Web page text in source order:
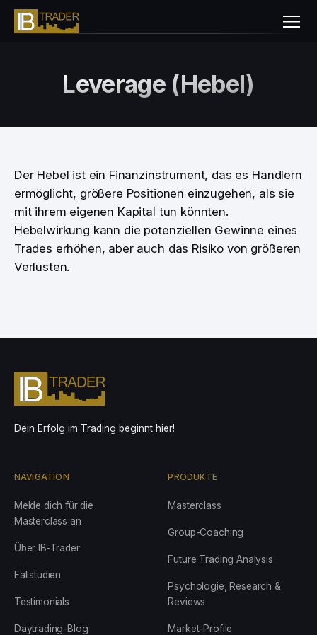
Leverage (Hebel)
Der Hebel ist ein Finanzinstrument, das es Händlern
ermöglicht, größere Positionen einzugehen, als sie
mit ihrem eigenen Kapital tun könnten.
Hebelwirkung kann die potenziellen Gewinne eines
Trades erhöhen, aber auch das Risiko von größeren
Verlusten.
Dein Erfolg im Trading beginnt hier!
NAVIGATION
Melde dich für die
Masterclass an
Über IB-Trader
Fallstudien
Testimonials
Daytrading-Blog
PRODUKTE
Masterclass
Group-Coaching
Future Trading Analysis
Psychologie, Research &
Reviews
Market-Profile